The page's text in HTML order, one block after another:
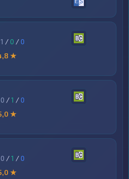
1 / 0 /0
★
0 /1 /0
★
0 /1 /0
★